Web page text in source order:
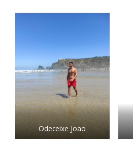
Odeceixe Joao